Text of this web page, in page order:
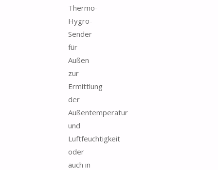
Thermo-
Hygro-
Sender
für
Außen
zur
Ermittlung
der
Außentemperatur
und
Luftfeuchtigkeit
oder
auch in